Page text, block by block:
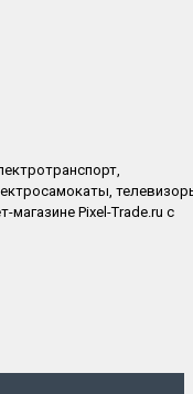
магазине Pixel-Trade.ru с